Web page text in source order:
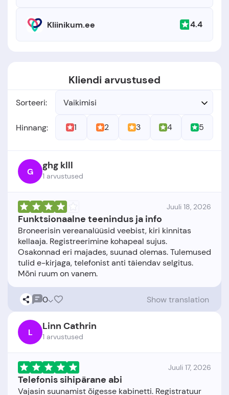
Kliinikum.ee 4.4
Kliendi arvustused
Sorteeri: Vaikimisi
Hinnang: 1 2 3 4 5
G ghg klll
1 arvustused
Juuli 18, 2026
Funktsionaalne teenindus ja info
Broneerisin vereanalüüsid veebist, kiri kinnitas
kellaaja. Registreerimine kohapeal sujus.
Osakonnad eri majades, suunad olemas. Tulemused
tulid e-kirjaga, telefonist anti täiendav selgitus.
0 Show translation
L Linn Cathrin
1 arvustused
Juuli 17, 2026
Telefonis sihipärane abi
Vajasin suunamist õigesse kabinetti. Registratuur